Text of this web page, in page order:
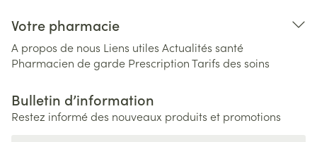
Votre pharmacie
A propos de nous Liens utiles Actualités santé
Pharmacien de garde PrescriptionTarifs des soins
Bulletin d’information
Restez informé des nouveaux produits et promotions